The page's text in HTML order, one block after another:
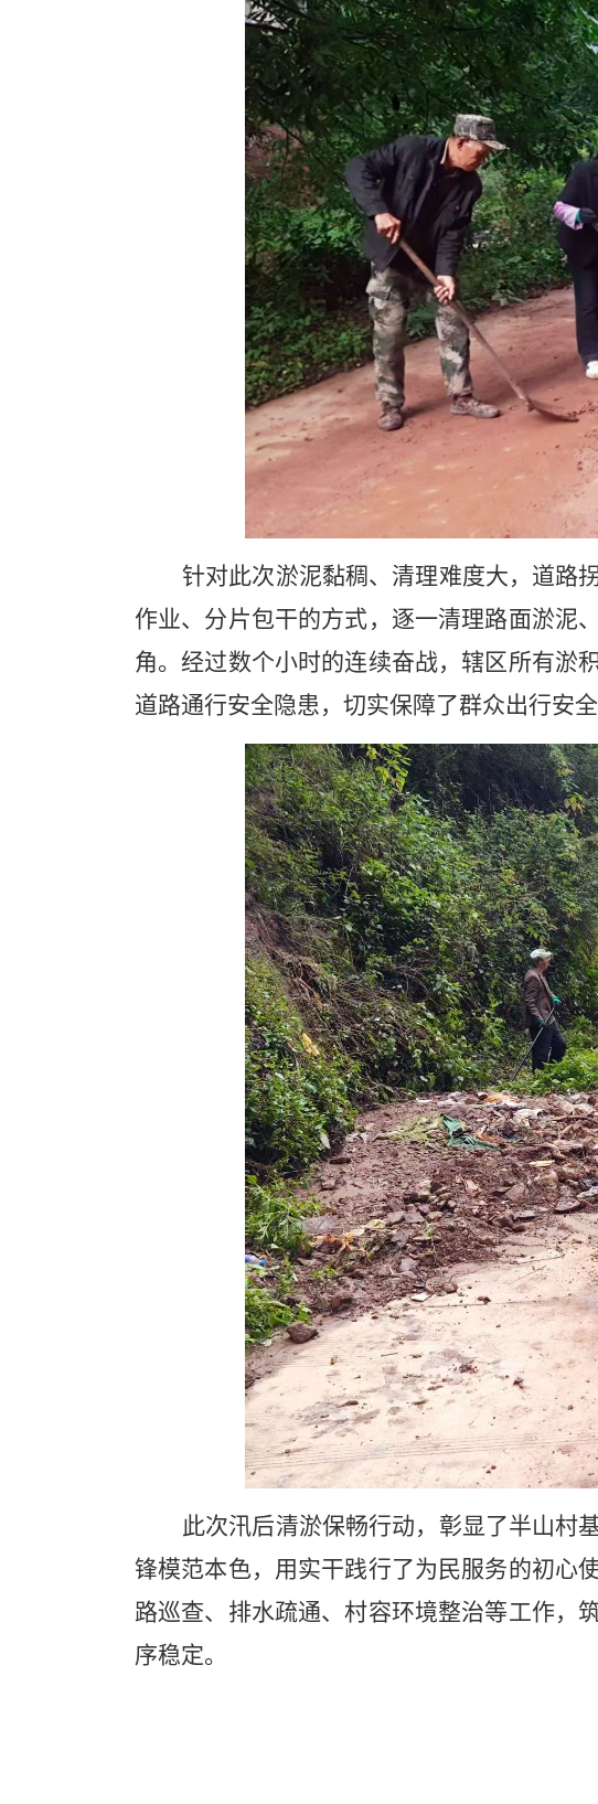
针对此次淤泥黏稠、清理难度大，道路
作业、分片包干的方式，逐一清理路面淤泥
角。经过数个小时的连续奋战，辖区所有淤
道路通行安全隐患，切实保障了群众出行安全
此次汛后清淤保畅行动，彰显了半山村
锋模范本色，用实干践行了为民服务的初心
路巡查、排水疏通、村容环境整治等工作，
序稳定。